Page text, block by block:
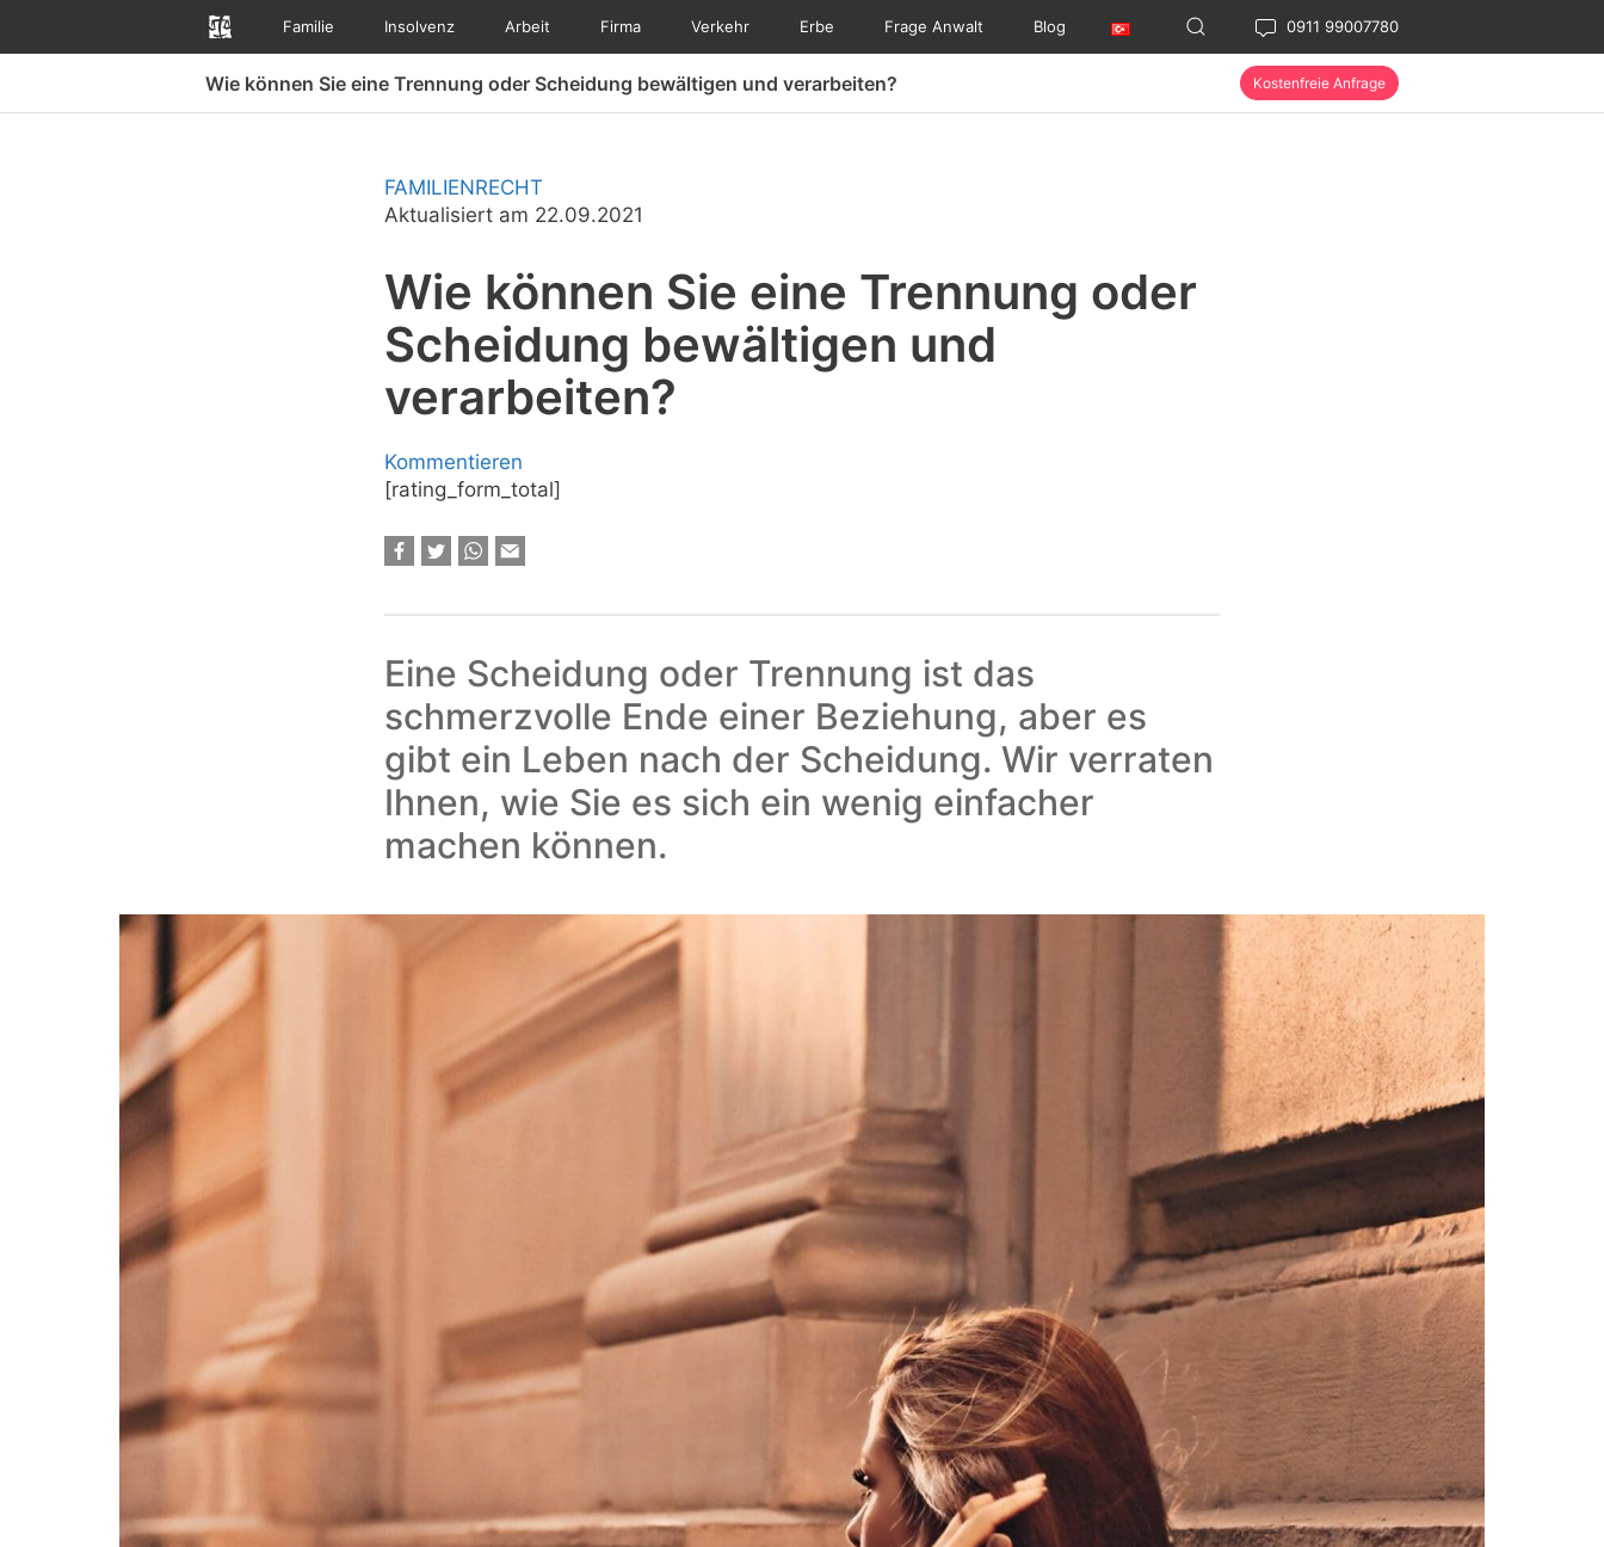
0911 99007780
Familie Insolvenz Arbeit Firma Verkehr Erbe Frage Anwalt Blog
Wie können Sie eine Trennung oder Scheidung bewältigen und verarbeiten? Kostenfreie Anfrage
FAMILIENRECHT
Aktualisiert am 22.09.2021
Wie können Sie eine Trennung oder
Scheidung bewältigen und
verarbeiten?
Kommentieren
[rating_form_total]
Eine Scheidung oder Trennung ist das
schmerzvolle Ende einer Beziehung, aber es
gibt ein Leben nach der Scheidung. Wir verraten
Ihnen, wie Sie es sich ein wenig einfacher
machen können.